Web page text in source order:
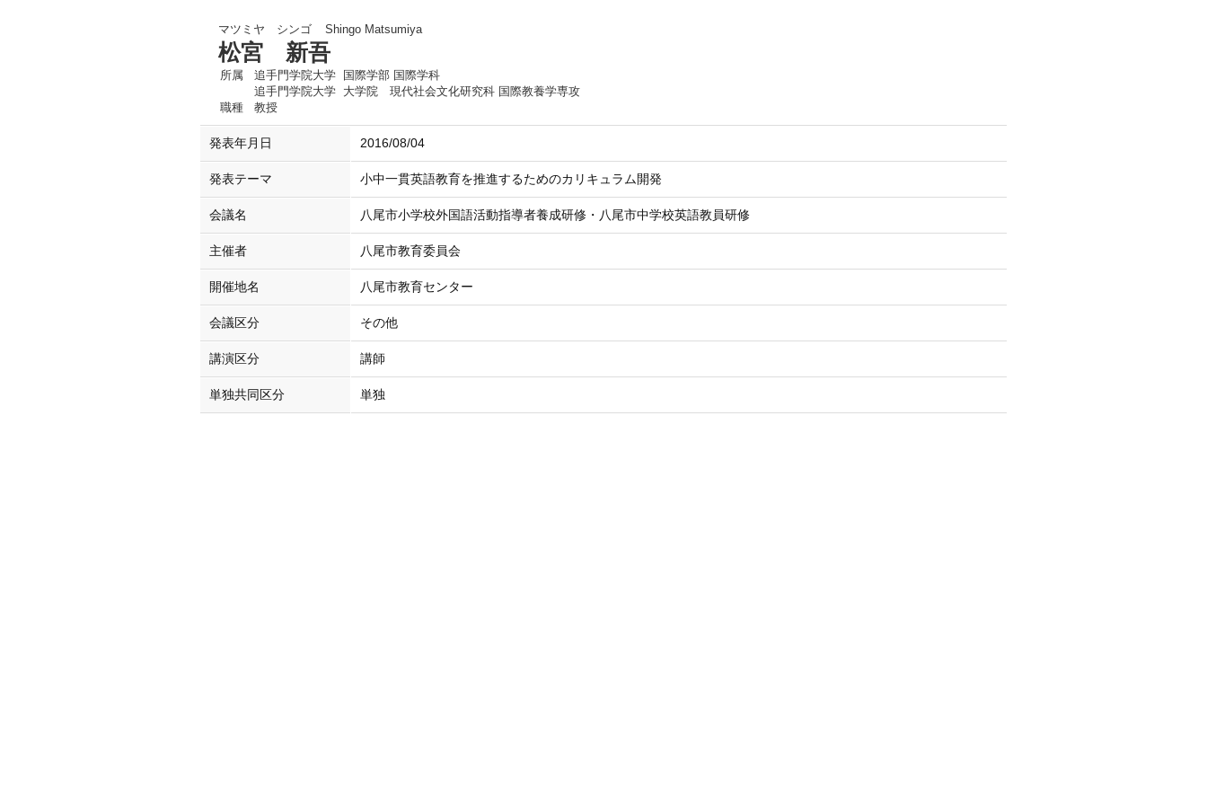
マツミヤ シンゴ Shingo Matsumiya
松宮 新吾
所属
追手門学院大学 国際学部 国際学科
追手門学院大学 大学院 現代社会文化研究科 国際教養学専攻
職種
教授
発表年月日 2016/08/04
発表テーマ 小中一貫英語教育を推進するためのカリキュラム開発
会議名 八尾市小学校外国語活動指導者養成研修・八尾市中学校英語教員研修
主催者 八尾市教育委員会
開催地名 八尾市教育センター
会議区分 その他
講演区分 講師
単独共同区分 単独